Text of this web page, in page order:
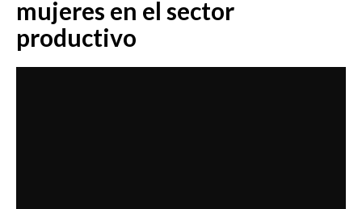
EMISIÓN 7:00 PM
EMISIÓN 11:30 PM
mujeres en el sector
productivo